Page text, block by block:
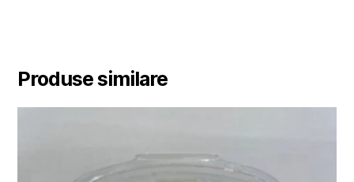
Produse similare